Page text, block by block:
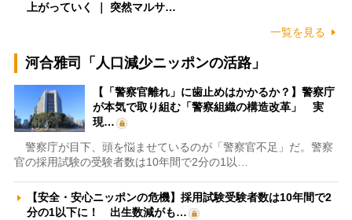
上がっていく ｜ 突然マルサ…
一覧を見る
河合雅司「人口減少ニッポンの活路」
【「警察官離れ」に歯止めはかかるか？】警察庁
が本気で取り組む「警察組織の構造改革」 実
現…
警察庁が目下、頭を悩ませているのが「警察官不足」だ。警察
官の採用試験の受験者数は10年間で2分の1以…
【安全・安心ニッポンの危機】採用試験受験者数は10年間で2
分の1以下に！ 出生数減がも…